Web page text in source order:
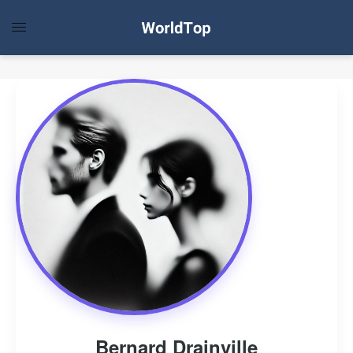
Bernard Drainville